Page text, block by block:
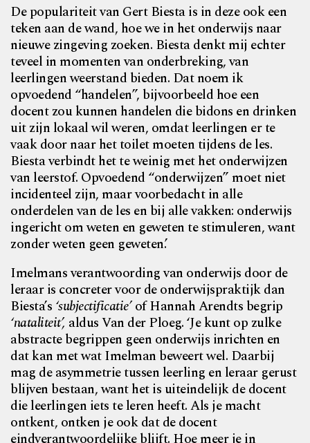
De populariteit van Gert Biesta is in deze ook een
teken aan de wand, hoe we in het onderwijs naar
nieuwe zingeving zoeken. Biesta denkt mij echter
teveel in momenten van onderbreking, van
leerlingen weerstand bieden. Dat noem ik
opvoedend “handelen”, bijvoorbeeld hoe een
docent zou kunnen handelen die bidons en drinken
uit zijn lokaal wil weren, omdat leerlingen er te
vaak door naar het toilet moeten tijdens de les.
Biesta verbindt het te weinig met het onderwijzen
van leerstof. Opvoedend “onderwijzen” moet niet
incidenteel zijn, maar voorbedacht in alle
onderdelen van de les en bij alle vakken: onderwijs
ingericht om weten en geweten te stimuleren, want
zonder weten geen geweten.’
Imelmans verantwoording van onderwijs door de
leraar is concreter voor de onderwijspraktijk dan
Biesta’s ‘subjectificatie’of Hannah Arendts begrip
‘nataliteit’, aldus Van der Ploeg. ‘Je kunt op zulke
abstracte begrippen geen onderwijs inrichten en
dat kan met wat Imelman beweert wel. Daarbij
mag de asymmetrie tussen leerling en leraar gerust
blijven bestaan, want het is uiteindelijk de docent
die leerlingen iets te leren heeft. Als je macht
ontkent, ontken je ook dat de docent
eindverantwoordelijke blijft. Hoe meer je in